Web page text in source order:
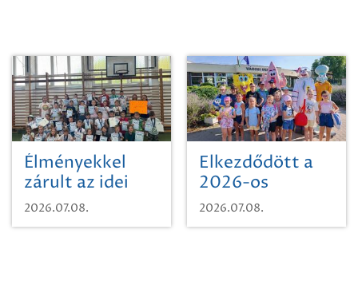
területének
vegyszeres
gyomirtásáról
Élményekkel
zárult az idei
sporttábor!
2026.07.08.
Elkezdődött a
2026-os
SpongyaBob
tábor!
2026.07.08.